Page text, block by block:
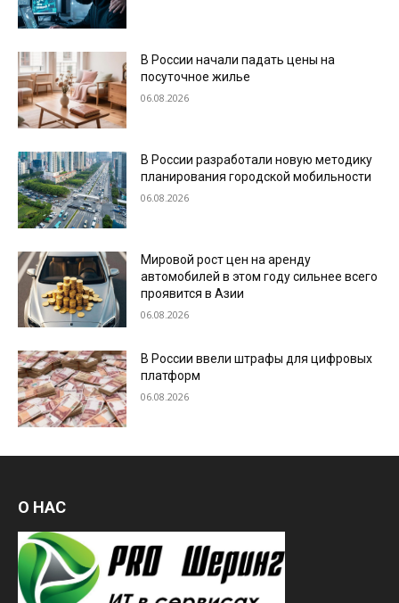
В России начали падать цены на
посуточное жилье
06.08.2026
В России разработали новую методику
планирования городской мобильности
06.08.2026
Мировой рост цен на аренду
автомобилей в этом году сильнее всего
проявится в Азии
06.08.2026
В России ввели штрафы для цифровых
платформ
06.08.2026
О НАС